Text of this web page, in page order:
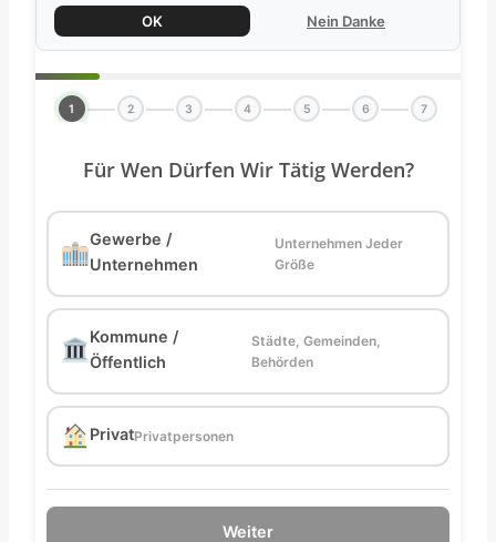
OK Nein Danke
1 2 3 4 5 6 7
Für Wen Dürfen Wir Tätig Werden?
Gewerbe /
Unternehmen
Unternehmen Jeder
Größe
Kommune /
Öffentlich
Städte, Gemeinden,
Behörden
PrivatPrivatpersonen
Weiter